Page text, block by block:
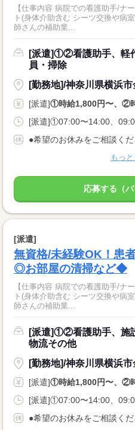
【仕事内容 病院での看護助手/ナ
ト(身体介助含む シーツ交換や病
師さんの補助業...
[派遣]①②看護助手、軽
員・掃除
[勤務地]/神奈川県横浜
[派遣]①時給1,800円〜、②
もっ
応募する（バ
[派遣]
無資格/未経験OK！患
◎お部屋の清掃など◆
【仕事内容 病院での看護助手/ナ
ト(身体介助含む シーツ交換や病
師さんの補助業...
[派遣]①②看護助手、施
物流その他
[勤務地]/神奈川県横浜
[派遣]①時給1,800円〜、②